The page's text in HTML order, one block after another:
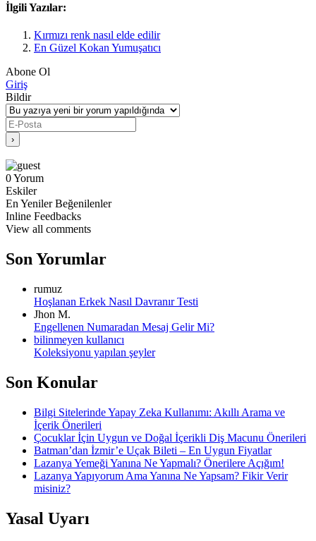
İlgili Yazılar:
Kırmızı renk nasıl elde edilir
En Güzel Kokan Yumuşatıcı
Abone Ol
Giriş
Bildir
0Yorum
Eskiler
En Yeniler Beğenilenler
Inline Feedbacks
View all comments
Son Yorumlar
rumuz
Hoşlanan Erkek Nasıl Davranır Testi
Jhon M.
Engellenen Numaradan Mesaj Gelir Mi?
bilinmeyen kullanıcı
Koleksiyonu yapılan şeyler
Son Konular
Bilgi Sitelerinde Yapay Zeka Kullanımı: Akıllı Arama ve
İçerik Önerileri
Çocuklar İçin Uygun ve Doğal İçerikli Diş Macunu Önerileri
Batman’dan İzmir’e Uçak Bileti – En Uygun Fiyatlar
Lazanya Yemeği Yanına Ne Yapmalı? Önerilere Açığım!
Lazanya Yapıyorum Ama Yanına Ne Yapsam? Fikir Verir
misiniz?
Yasal Uyarı